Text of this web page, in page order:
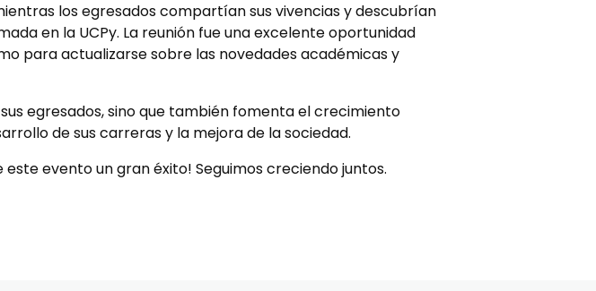
los egresados compartían sus vivencias y descubrían
en la UCPy. La reunión fue una excelente oportunidad
para actualizarse sobre las novedades académicas y
egresados, sino que también fomenta el crecimiento
de sus carreras y la mejora de la sociedad.
evento un gran éxito! Seguimos creciendo juntos.